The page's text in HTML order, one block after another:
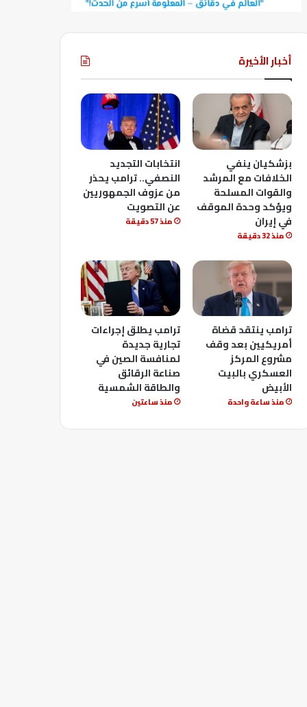
أخبار الأخيرة
بزشكيان ينفي
الخلافات مع المرشد
والقوات المسلحة
ويؤكد وحدة الموقف
في إيران
منذ 32 دقيقة
انتخابات التجديد
النصفي.. ترامب يحذر
من عزوف الجمهوريين
عن التصويت
منذ 57 دقيقة
ترامب ينتقد قضاة
أمريكيين بعد وقف
مشروع المركز
العسكري بالبيت
الأبيض
منذ ساعة واحدة
ترامب يطلق إجراءات
تجارية جديدة
لمنافسة الصين في
صناعة الرقائق
والطاقة الشمسية
منذ ساعتين